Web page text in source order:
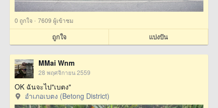
0 ถูกใจ · 7609 ผู้เข้าชม
ถูกใจ แบ่งปัน
MMai Wnm
28 พฤศจิกายน 2559
OK ฉันจะไป"เบตง"
อำเภอเบตง (Betong District)